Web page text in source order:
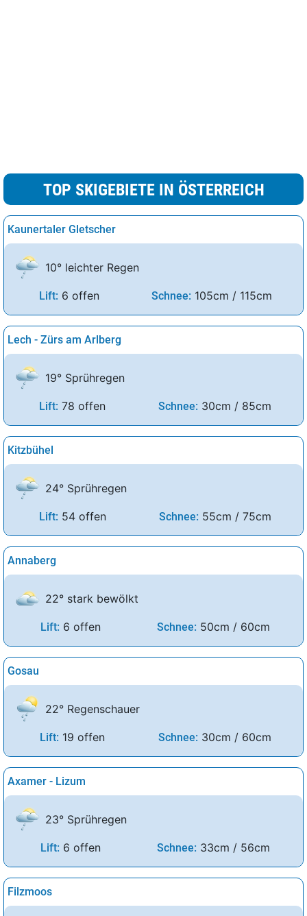
TOP SKIGEBIETE IN ÖSTERREICH
Kaunertaler Gletscher
10° leichter Regen
Lift: 6 offen Schnee: 105cm / 115cm
Lech - Zürs am Arlberg
19° Sprühregen
Lift: 78 offen Schnee: 30cm / 85cm
Kitzbühel
24° Sprühregen
Lift: 54 offen Schnee: 55cm / 75cm
Annaberg
22° stark bewölkt
Lift: 6 offen Schnee: 50cm / 60cm
Gosau
22° Regenschauer
Lift: 19 offen Schnee: 30cm / 60cm
Axamer - Lizum
23° Sprühregen
Lift: 6 offen Schnee: 33cm / 56cm
Filzmoos